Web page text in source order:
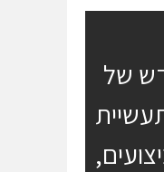
חדש של